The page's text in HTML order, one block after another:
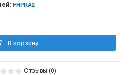
FHPRA2
В корзину
Отзывы (0)